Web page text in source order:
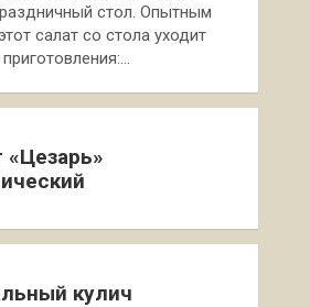
стол. Опытным
салат со стола уходит
«Цезарь»
кулич